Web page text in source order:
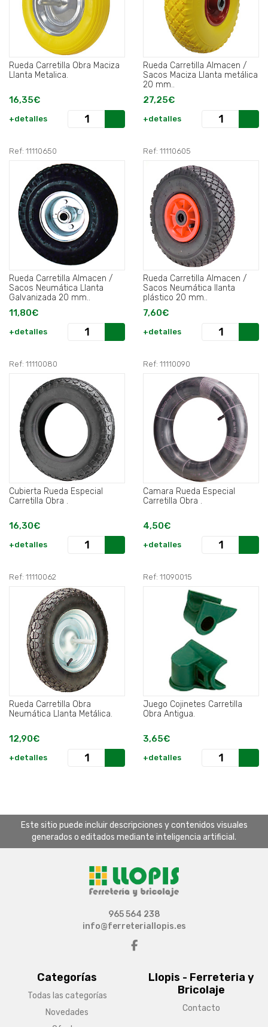
Rueda Carretilla Obra Maciza
Llanta Metalica.
16,35€
+detalles
Rueda Carretilla Almacen /
Sacos Maciza Llanta metálica
20 mm..
27,25€
+detalles
Ref: 11110650
Rueda Carretilla Almacen /
Sacos Neumática Llanta
Galvanizada 20 mm..
11,80€
+detalles
Ref: 11110605
Rueda Carretilla Almacen /
Sacos Neumática llanta
plástico 20 mm..
7,60€
+detalles
Ref: 11110080
Cubierta Rueda Especial
Carretilla Obra .
16,30€
+detalles
Ref: 11110090
Camara Rueda Especial
Carretilla Obra .
4,50€
+detalles
Ref: 11110062
Rueda Carretilla Obra
Neumática Llanta Metálica.
12,90€
+detalles
Ref: 11090015
Juego Cojinetes Carretilla
Obra Antigua.
3,65€
+detalles
Este sitio puede incluir descripciones y contenidos visuales
generados o editados mediante inteligencia artificial.
Categorías
Todas las categorías
Novedades
Llopis - Ferreteria y
Bricolaje
Contacto
965 564 238
info@ferreteriallopis.es